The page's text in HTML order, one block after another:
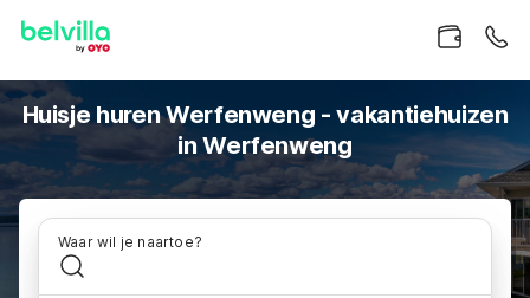
Huisje huren Werfenweng - vakantiehuizen
in Werfenweng
Waar wil je naartoe?